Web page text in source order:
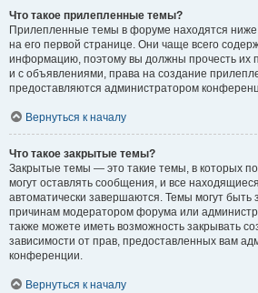
Что такое прилепленные темы?
Прилепленные темы в форуме находятся ниже
на его первой странице. Они чаще всего
информацию, поэтому вы должны прочесть их
и с объявлениями, права на создание
предоставляются администратором
Вернуться к началу
Что такое закрытые темы?
Закрытые темы — это такие темы, в которых
могут оставлять сообщения, и все
автоматически завершаются. Темы могут быть
причинам модератором форума или
также можете иметь возможность закрывать
зависимости от прав, предоставленных вам
конференции.
Вернуться к началу